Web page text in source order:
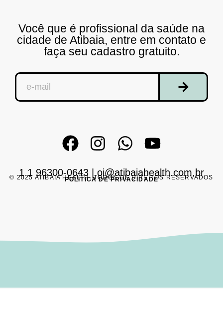
Você que é profissional da saúde na
cidade de Atibaia, entre em contato e
faça seu cadastro gratuito.
1 1 96300-0643 |oi@atibaiahealth.com.br
© 2025 ATIBAIA HEALTH. TODOS OS DIREITOS RESERVADOS
POLÍTICA DE PRIVACIDADE